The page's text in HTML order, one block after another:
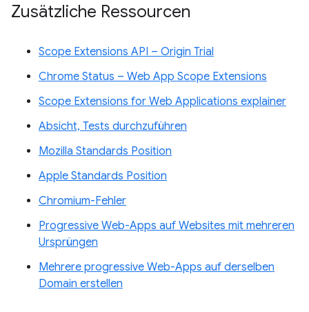
Zusätzliche Ressourcen
Scope Extensions API – Origin Trial
Chrome Status – Web App Scope Extensions
Scope Extensions for Web Applications explainer
Absicht, Tests durchzuführen
Mozilla Standards Position
Apple Standards Position
Chromium-Fehler
Progressive Web-Apps auf Websites mit mehreren
Ursprüngen
Mehrere progressive Web-Apps auf derselben
Domain erstellen